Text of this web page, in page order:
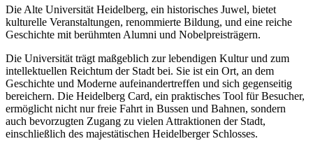
Die Alte Universität Heidelberg, ein historisches Juwel, bietet
kulturelle Veranstaltungen, renommierte Bildung, und eine reiche
Geschichte mit berühmten Alumni und Nobelpreisträgern.
Die Universität trägt maßgeblich zur lebendigen Kultur und zum
intellektuellen Reichtum der Stadt bei. Sie ist ein Ort, an dem
Geschichte und Moderne aufeinandertreffen und sich gegenseitig
bereichern. Die Heidelberg Card, ein praktisches Tool für Besucher,
ermöglicht nicht nur freie Fahrt in Bussen und Bahnen, sondern
auch bevorzugten Zugang zu vielen Attraktionen der Stadt,
einschließlich des majestätischen Heidelberger Schlosses.